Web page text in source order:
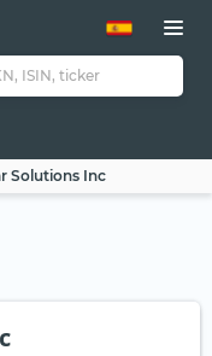
Solutions Inc